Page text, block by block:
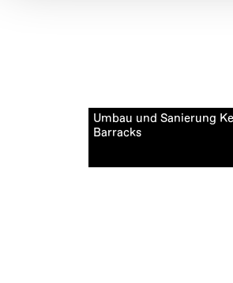
Umbau und Sanierung
Barracks